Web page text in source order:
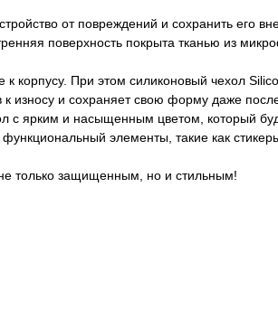
от повреждений и сохранить его
поверхность покрыта тканью из
корпусу. При этом силиконовый чехол
износу и сохраняет свою форму даже
с ярким и насыщенным цветом, который
элементы, такие как
только защищенным, но и стильным!